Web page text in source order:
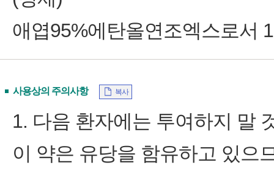
애엽95%에탄올연조엑스로서
사용상의 주의사항 복사
1. 다음 환자에는 투여하지 말
이 약은 유당을 함유하고 있으